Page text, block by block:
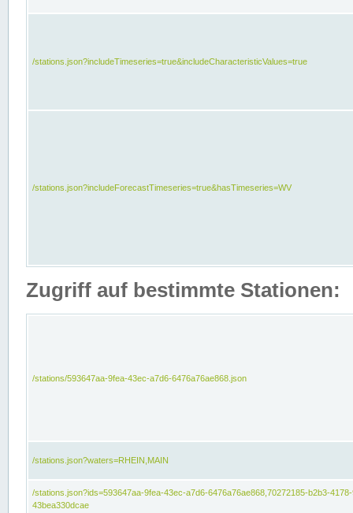
/stations.json?includeTimeseries=true&includeCharacteristicValues=true
/stations.json?includeForecastTimeseries=true&hasTimeseries=WV
Zugriff auf bestimmte Stationen:
/stations/593647aa-9fea-43ec-a7d6-6476a76ae868.json
/stations.json?waters=RHEIN,MAIN
/stations.json?ids=593647aa-9fea-43ec-a7d6-6476a76ae868,70272185-b2b3-
43bea330dcae